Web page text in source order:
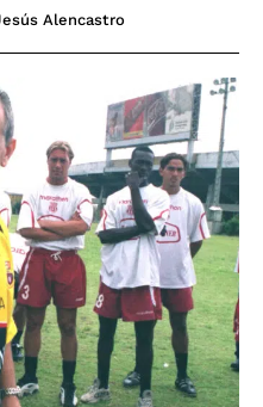
Alencastro